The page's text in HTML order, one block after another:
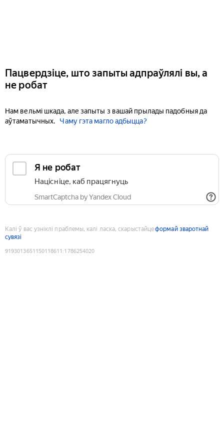
Пацвердзіце, што запыты адпраўлялі вы, а
не робат
Нам вельмі шкада, але запыты з вашай прылады падобныя да
аўтаматычных.
Чаму гэта магло адбыцца?
Я не робат
Націсніце, каб працягнуць
SmartCaptcha by Yandex Cloud
Калі ў вас узніклі праблемы, калі ласка, скарыстайцеформай зваротнай
сувязі
9193013651150118611 :1786254020